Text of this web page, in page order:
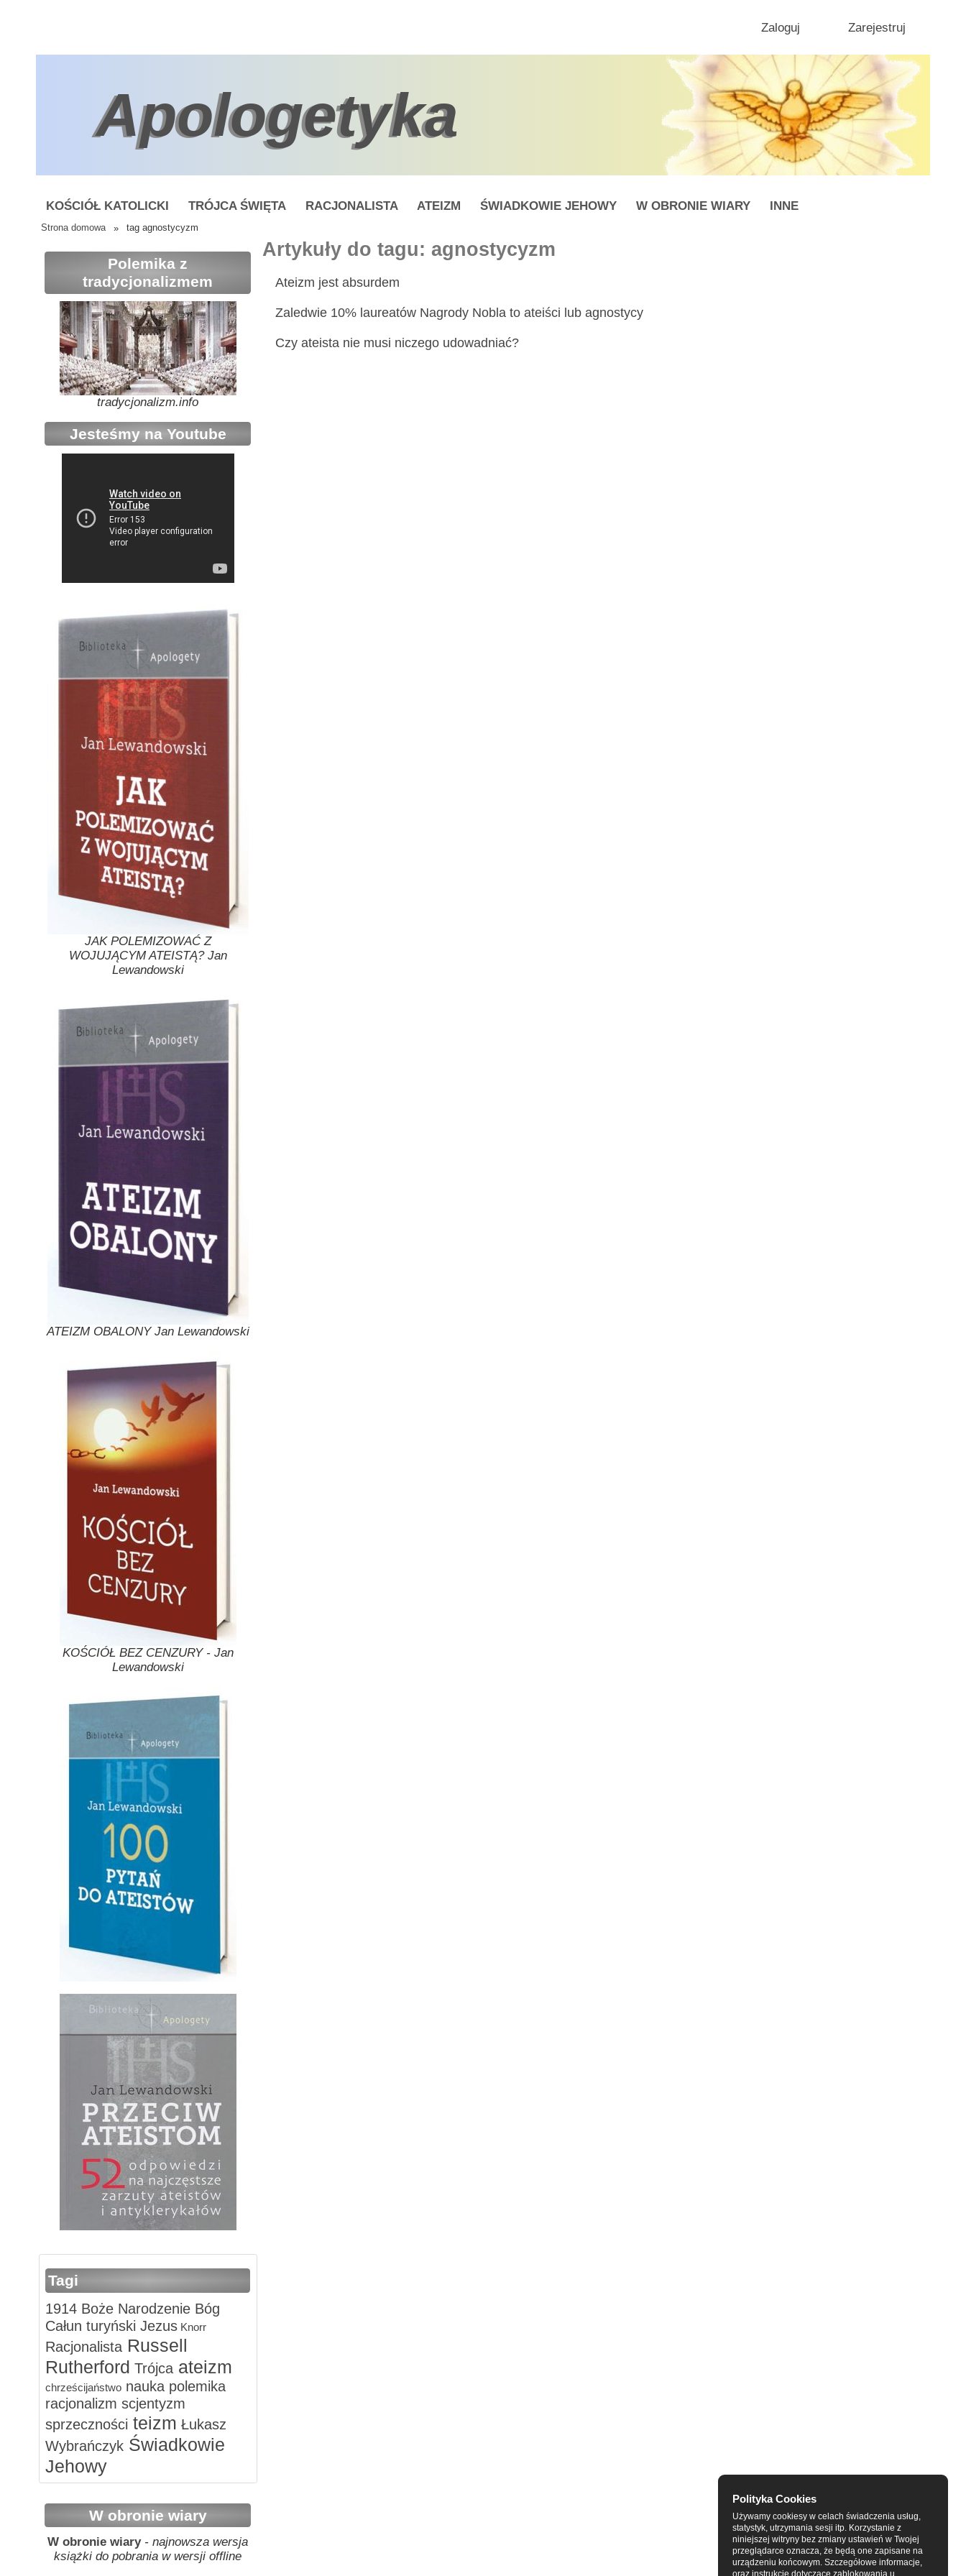
Zaloguj Zarejestruj
Apologetyka
KOŚCIÓŁ KATOLICKI TRÓJCA ŚWIĘTA RACJONALISTA ATEIZM ŚWIADKOWIE JEHOWY W OBRONIE WIARY INNE
Strona domowa » tag agnostycyzm
Polemika z
tradycjonalizmem
tradycjonalizm.info
Jesteśmy na Youtube
JAK POLEMIZOWAĆ Z
WOJUJĄCYM ATEISTĄ? Jan
Lewandowski
ATEIZM OBALONY Jan Lewandowski
KOŚCIÓŁ BEZ CENZURY - Jan
Lewandowski
Tagi
1914 Boże Narodzenie Bóg
Całun turyński Jezus Knorr
Racjonalista Russell
Rutherford Trójca ateizm
chrześcijaństwo nauka polemika
racjonalizm scjentyzm
sprzeczności teizm Łukasz
Wybrańczyk Świadkowie
Jehowy
W obronie wiary
W obronie wiary- najnowsza wersja
książki do pobrania w wersji offline
Artykuły do tagu: agnostycyzm
Ateizm jest absurdem
Zaledwie 10% laureatów Nagrody Nobla to ateiści lub agnostycy
Czy ateista nie musi niczego udowadniać?
Polityka Cookies
Używamy cookiesy w celach świadczenia usług,
statystyk, utrzymania sesji itp. Korzystanie z
niniejszej witryny bez zmiany ustawień w Twojej
przeglądarce oznacza, że będą one zapisane na
urządzeniu końcowym. Szczegółowe informacje,